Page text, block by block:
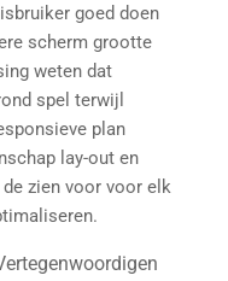
goed doen
scherm grootte
weten dat
spel terwijl
plan
lay-out en
zien voor voor elk